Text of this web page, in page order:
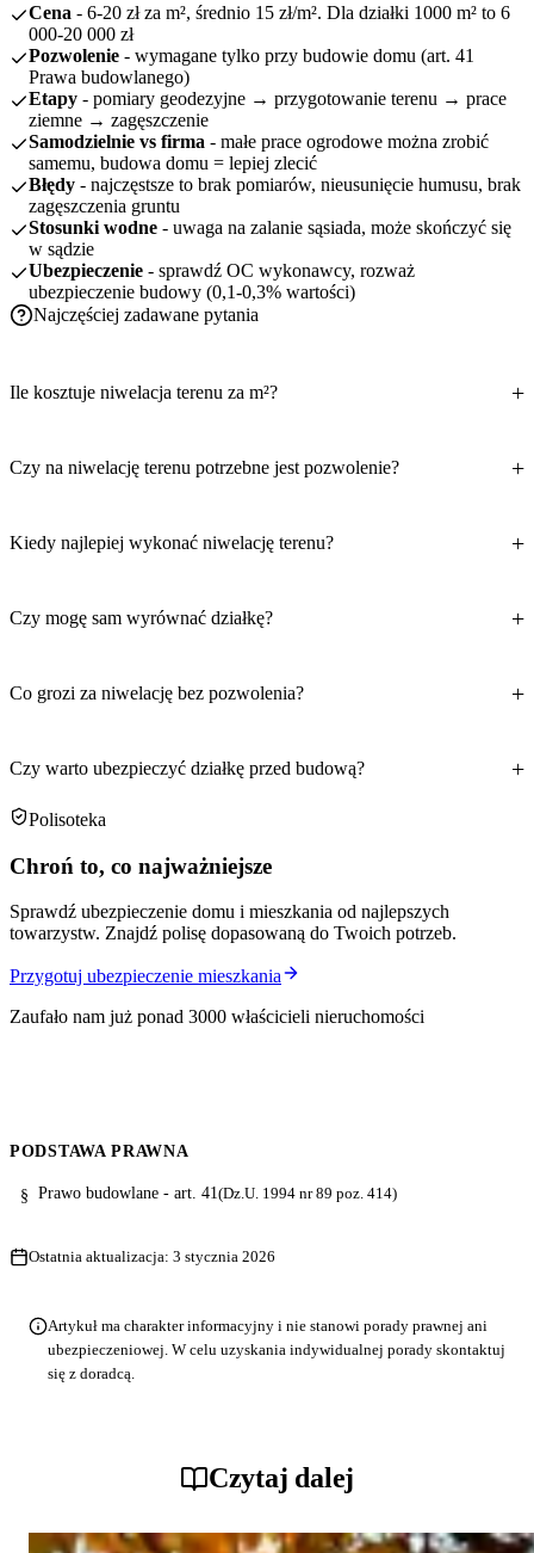
Cena - 6-20 zł za m², średnio 15 zł/m². Dla działki 1000 m² to 6
000-20 000 zł
Pozwolenie - wymagane tylko przy budowie domu (art. 41
Prawa budowlanego)
Etapy - pomiary geodezyjne → przygotowanie terenu → prace
ziemne → zagęszczenie
Samodzielnie vs firma - małe prace ogrodowe można zrobić
samemu, budowa domu = lepiej zlecić
Błędy - najczęstsze to brak pomiarów, nieusunięcie humusu, brak
zagęszczenia gruntu
Stosunki wodne - uwaga na zalanie sąsiada, może skończyć się
w sądzie
Ubezpieczenie - sprawdź OC wykonawcy, rozważ
ubezpieczenie budowy (0,1-0,3% wartości)
Najczęściej zadawane pytania
Ile kosztuje niwelacja terenu za m²?
Czy na niwelację terenu potrzebne jest pozwolenie?
Kiedy najlepiej wykonać niwelację terenu?
Czy mogę sam wyrównać działkę?
Co grozi za niwelację bez pozwolenia?
Czy warto ubezpieczyć działkę przed budową?
Polisoteka
Chroń to, co najważniejsze
Sprawdź ubezpieczenie domu i mieszkania od najlepszych
towarzystw. Znajdź polisę dopasowaną do Twoich potrzeb.
Przygotuj ubezpieczenie mieszkania
Zaufało nam już ponad 3000 właścicieli nieruchomości
PODSTAWA PRAWNA
§ Prawo budowlane - art. 41(Dz.U. 1994 nr 89 poz. 414)
Ostatnia aktualizacja: 3 stycznia 2026
Artykuł ma charakter informacyjny i nie stanowi porady prawnej ani
ubezpieczeniowej. W celu uzyskania indywidualnej porady skontaktuj
się z doradcą.
Czytaj dalej